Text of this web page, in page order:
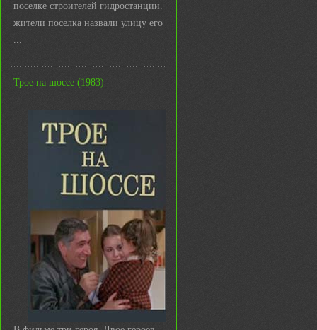
поселке строителей гидростанции. И
жители поселка назвали улицу его име
...
Трое на шоссе (1983)